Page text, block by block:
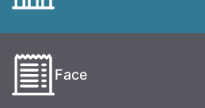
Face